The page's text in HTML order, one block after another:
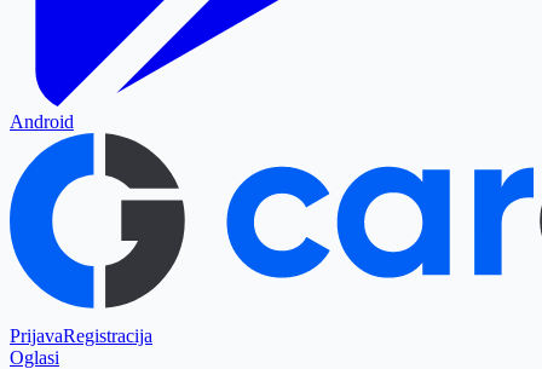
Android
PrijavaRegistracija
Oglasi